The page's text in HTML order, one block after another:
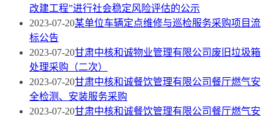
改建工程”进行社会稳定风险评估的公示
2023-07-20某单位车辆定点维修与巡检服务采购项目流
标公告
2023-07-20甘肃中核和诚物业管理有限公司废旧垃圾箱
处理采购（二次）
2023-07-20甘肃中核和诚餐饮管理有限公司餐厅燃气安
全检测、安装服务采购
2023-07-20甘肃中核和诚餐饮管理有限公司餐厅燃气安